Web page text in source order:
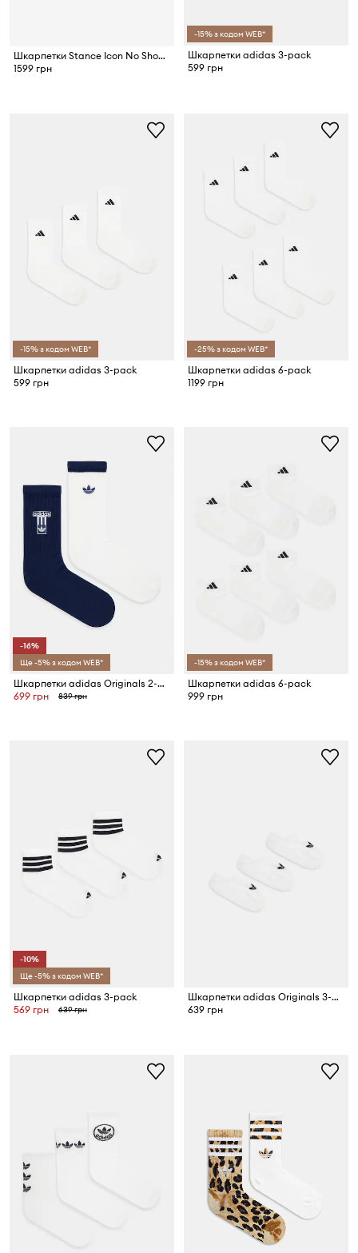
Шкарпетки Stance Icon No Show 3-pack
1599 грн
-15% з кодом WEB*
Шкарпетки adidas 3-pack
599 грн
-15% з кодом WEB*
Шкарпетки adidas 3-pack
599 грн
-25% з кодом WEB*
Шкарпетки adidas 6-pack
1199 грн
-16%
Ще -5% з кодом WEB*
Шкарпетки adidas Originals 2-pack
699 грн
839 грн
-15% з кодом WEB*
Шкарпетки adidas 6-pack
999 грн
-10%
Ще -5% з кодом WEB*
Шкарпетки adidas 3-pack
569 грн
639 грн
Шкарпетки adidas Originals 3-pack
639 грн